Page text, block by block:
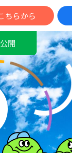
ちらから
開